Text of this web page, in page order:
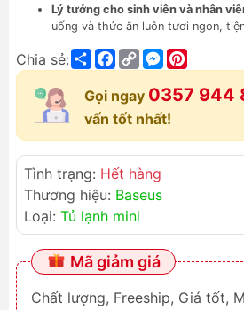
Lý tưởng cho sinh viên và nhân
uống và thức ăn luôn tươi ngon,
Chia sẻ: ShareFacebook
Copy
Link
Messenger
Gọi ngay 0357 944
vấn tốt nhất!
Tình trạng: Hết hàng
Thương hiệu: Baseus
Loại: Tủ lạnh mini
Mã giảm giá
Chất lượng, Freeship, Giá tốt,